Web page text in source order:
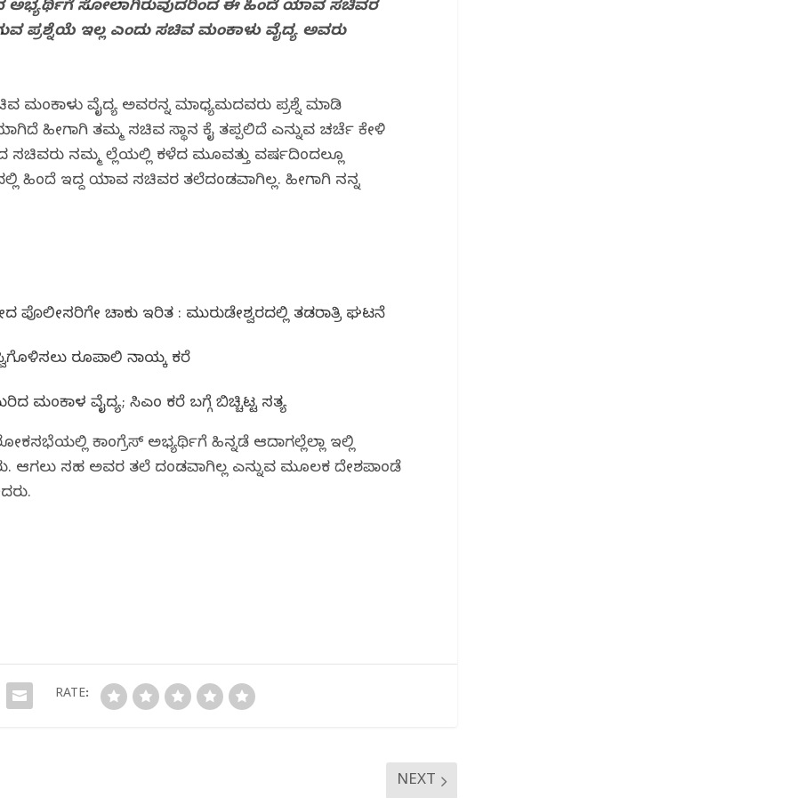
ಅಭ್ಯರ್ಥಿಗೆ ಸೋಲಾಗಿರುವುದರಿಂದ ಈ ಹಿಂದೆ ಯಾವ ಸಚಿವರ
ಪ್ರಶ್ನೆಯೆ ಇಲ್ಲ ಎಂದು ಸಚಿವ ಮಂಕಾಳು ವೈದ್ಯ ಅವರು
ಮಂಕಾಳು ವೈದ್ಯ ಅವರನ್ನ ಮಾಧ್ಯಮದವರು ಪ್ರಶ್ನೆ ಮಾಡಿ
ಹೀಗಾಗಿ ತಮ್ಮ ಸಚಿವ ಸ್ಥಾನ ಕೈ ತಪ್ಪಲಿದೆ ಎನ್ನುವ ಚರ್ಚೆ ಕೇಳಿ
ಸಚಿವರು ನಮ್ಮ ಜಿಲ್ಲೆಯಲ್ಲಿ ಕಳೆದ ಮೂವತ್ತು ವರ್ಷದಿಂದಲ್ಲೂ
ಹಿಂದೆ ಇದ್ದ ಯಾವ ಸಚಿವರ ತಲೆದಂಡವಾಗಿಲ್ಲ. ಹೀಗಾಗಿ ನನ್ನ
ಚಾಕು ಇರಿತ : ಮುರುಡೇಶ್ವರದಲ್ಲಿ ತಡರಾತ್ರಿ ಘಟನೆ
ರೂಪಾಲಿ ನಾಯ್ಕ ಕರೆ
ಮಂಕಾಳ ವೈದ್ಯ; ಸಿಎಂ ಕರೆ ಬಗ್ಗೆ ಬಿಚ್ಚಿಟ್ಟ ಸತ್ಯ
ಕಾಂಗ್ರೆಸ್ ಅಭ್ಯರ್ಥಿಗೆ ಹಿನ್ನಡೆ ಆದಾಗಲ್ಲೆಲ್ಲಾ ಇಲ್ಲಿ
ಆಗಲು ಸಹ ಅವರ ತಲೆ ದಂಡವಾಗಿಲ್ಲ ಎನ್ನುವ ಮೂಲಕ ದೇಶಪಾಂಡೆ
RATE:
NEXT